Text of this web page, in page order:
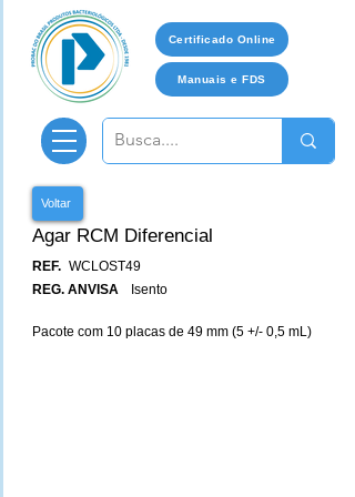
Certificado Online
Manuais e FDS
Voltar
Agar RCM Diferencial
REF. WCLOST49
REG. ANVISA
Isento
Pacote com 10 placas de 49 mm (5 +/- 0,5 mL)